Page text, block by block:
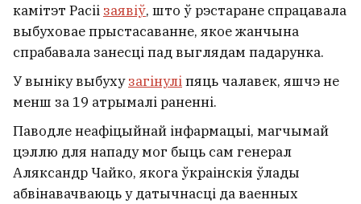
камітэт Расіі заявіў, што ў рэстаране спрацавала
выбуховае прыстасаванне, якое жанчына
спрабавала занесці пад выглядам падарунка.
У выніку выбухузагінуліпяць чалавек, яшчэ не
менш за 19 атрымалі раненні.
Паводле неафіцыйнай інфармацыі, магчымай
цэллю для нападу мог быць сам генерал
Аляксандр Чайко, якога ўкраінскія ўлады
абвінавачваюць у датычнасці да ваенных